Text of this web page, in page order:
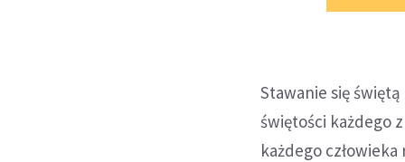
Stawanie się
świętości każdego
każdego